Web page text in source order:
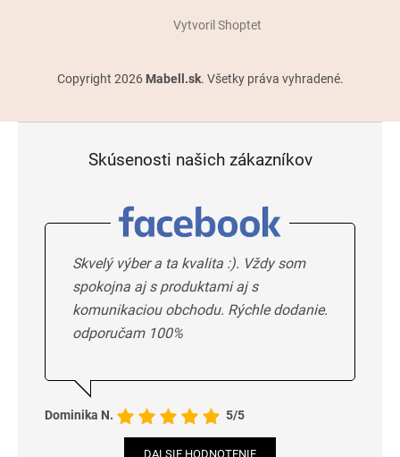
Vytvoril Shoptet
Copyright 2026 Mabell.sk. Všetky práva vyhradené.
Skúsenosti našich zákazníkov
Skvelý výber a ta kvalita :). Vždy som
spokojna aj s produktami aj s
komunikaciou obchodu. Rýchle dodanie.
odporučam 100%
Dominika N. 5/5
DALSIE HODNOTENIE